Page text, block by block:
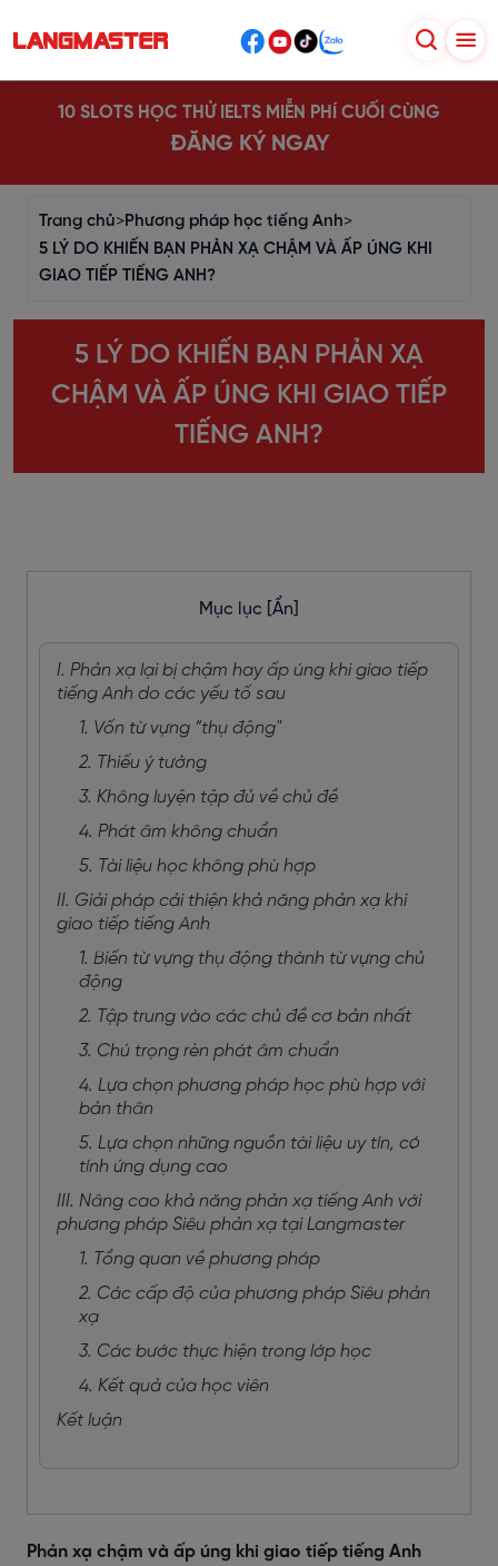
10 SLOTS HỌC THỬ IELTS MIỄN PHÍ CUỐI CÙNG
ĐĂNG KÝ NGAY
Trang chủ>Phương pháp học tiếng Anh>
5 LÝ DO KHIẾN BẠN PHẢN XẠ CHẬM VÀ ẤP ÚNG KHI
GIAO TIẾP TIẾNG ANH?
5 LÝ DO KHIẾN BẠN PHẢN XẠ
CHẬM VÀ ẤP ÚNG KHI GIAO TIẾP
TIẾNG ANH?
Mục lục [Ẩn]
I. Phản xạ lại bị chậm hay ấp úng khi giao tiếp
tiếng Anh do các yếu tố sau
1. Vốn từ vựng “thụ động"
2. Thiếu ý tưởng
3. Không luyện tập đủ về chủ đề
4. Phát âm không chuẩn
5. Tài liệu học không phù hợp
II. Giải pháp cải thiện khả năng phản xạ khi
giao tiếp tiếng Anh
1. Biến từ vựng thụ động thành từ vựng chủ
động
2. Tập trung vào các chủ đề cơ bản nhất
3. Chú trọng rèn phát âm chuẩn
4. Lựa chọn phương pháp học phù hợp với
bản thân
5. Lựa chọn những nguồn tài liệu uy tín, có
tính ứng dụng cao
III. Nâng cao khả năng phản xạ tiếng Anh với
phương pháp Siêu phản xạ tại Langmaster
1. Tổng quan về phương pháp
2. Các cấp độ của phương pháp Siêu phản
xạ
3. Các bước thực hiện trong lớp học
4. Kết quả của học viên
Kết luận
Phản xạ chậm và ấp úng khi giao tiếp tiếng Anh